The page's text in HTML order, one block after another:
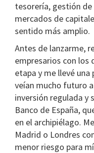
tesorería, gestión
mercados de
sentido más amplio.
Antes de lanzarme,
empresarios con los
etapa y me llevé una
veían mucho futuro
inversión regulada y
Banco de España,
en el archipiélago.
Madrid o Londres
menor riesgo para